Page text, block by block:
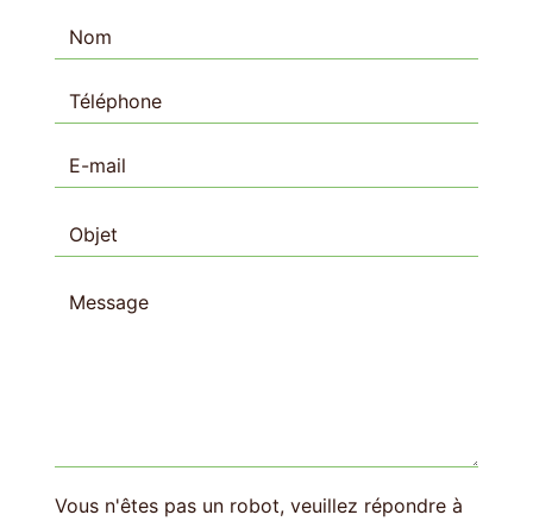
Vous n'êtes pas un robot, veuillez répondre à